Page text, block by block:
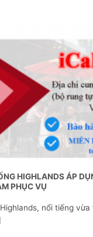
HIGHLANDS ÁP
PHỤC VỤ
nổi tiếng